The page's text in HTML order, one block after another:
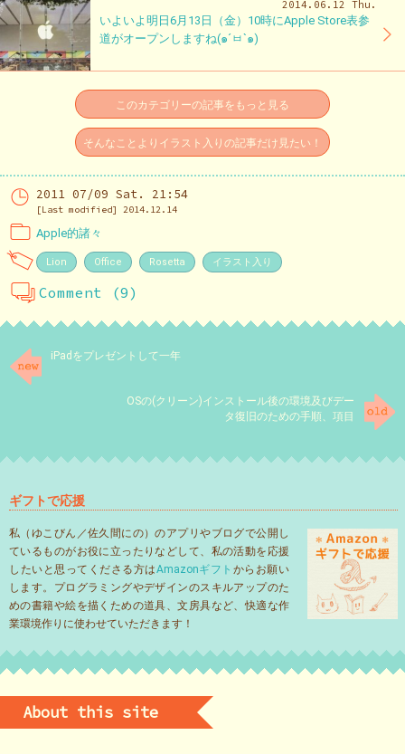
2014.06.12 Thu.
いよいよ明日6月13日（金）10時にApple Store表参
道がオープンしますね(๑´ㅂ`๑)
このカテゴリーの記事をもっと見る
そんなことよりイラスト入りの記事だけ見たい！
2011 07/09 Sat. 21:54
[Last modified] 2014.12.14
Apple的諸々
Lion Office Rosetta イラスト入り
Comment (9)
iPadをプレゼントして一年
OSの(クリーン)インストール後の環境及びデー
タ復旧のための手順、項目
ギフトで応援
私（ゆこびん／佐久間にの）のアプリやブログで公開し
ているものがお役に立ったりなどして、私の活動を応援
したいと思ってくださる方はAmazonギフト からお願い
します。プログラミングやデザインのスキルアップのた
めの書籍や絵を描くための道具、文房具など、快適な作
業環境作りに使わせていただきます！
About this site